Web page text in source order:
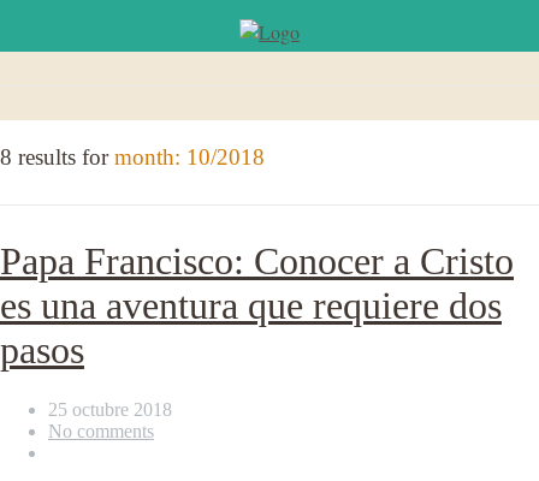
8 results formonth: 10/2018
Papa Francisco: Conocer a Cristo
es una aventura que requiere dos
pasos
25 octubre 2018
No comments